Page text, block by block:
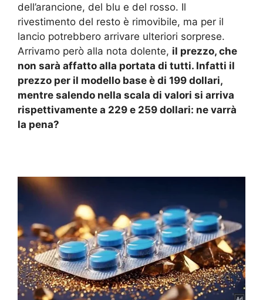
dell’arancione, del blu e del rosso. Il
rivestimento del resto è rimovibile, ma per il
lancio potrebbero arrivare ulteriori sorprese.
Arrivamo però alla nota dolente, il prezzo, che
non sarà affatto alla portata di tutti. Infatti il
prezzo per il modello base è di 199 dollari,
mentre salendo nella scala di valori si arriva
rispettivamente a 229 e 259 dollari: ne varrà
la pena?